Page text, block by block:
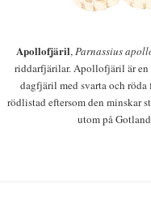
Apollofjäril,Parnassius
riddarfjärilar. Apollofjäril är
dagfjäril med svarta och röda
rödlistad eftersom den minskar
utom på